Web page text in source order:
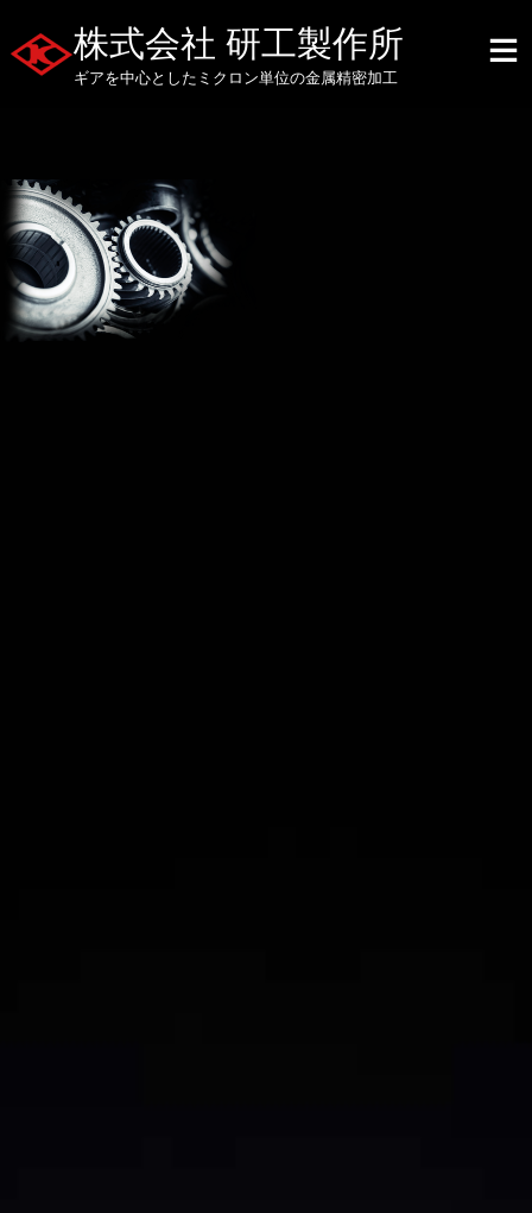
株式会社 研工製作所
ギアを中心としたミクロン単位の金属精密加工